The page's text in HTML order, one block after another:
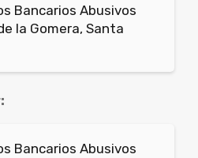
Bancarios Abusivos
la Gomera, Santa
Bancarios Abusivos